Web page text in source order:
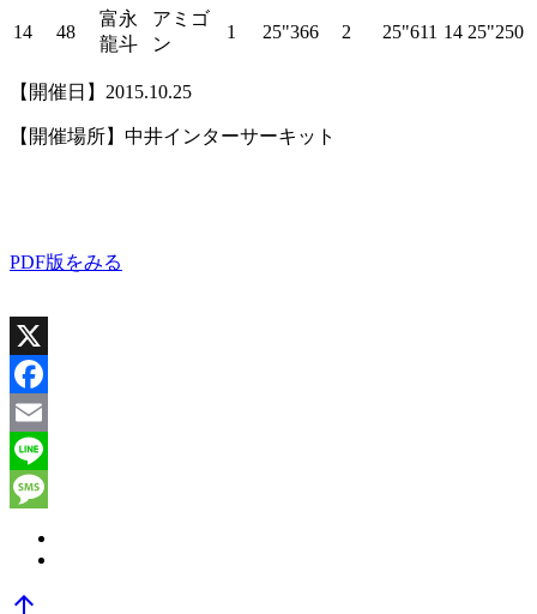
14 48
富永
龍斗
アミゴ
ン
1 25"366 2 25"611 14 25"250
【開催日】2015.10.25
【開催場所】中井インターサーキット
PDF版をみる
X
Facebook
Email
Line
arrow_upward